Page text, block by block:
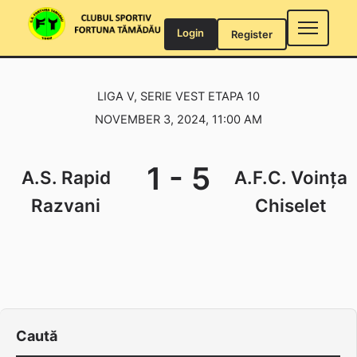
Login Register
LIGA V, SERIE VEST ETAPA 10
NOVEMBER 3, 2024, 11:00 AM
A.S. Rapid
Razvani
1 - 5
A.F.C. Voința
Chiselet
Caută